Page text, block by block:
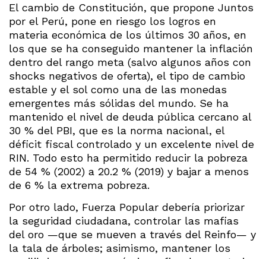
El cambio de Constitución, que propone Juntos
por el Perú, pone en riesgo los logros en
materia económica de los últimos 30 años, en
los que se ha conseguido mantener la inflación
dentro del rango meta (salvo algunos años con
shocks negativos de oferta), el tipo de cambio
estable y el sol como una de las monedas
emergentes más sólidas del mundo. Se ha
mantenido el nivel de deuda pública cercano al
30 % del PBI, que es la norma nacional, el
déficit fiscal controlado y un excelente nivel de
RIN. Todo esto ha permitido reducir la pobreza
de 54 % (2002) a 20.2 % (2019) y bajar a menos
de 6 % la extrema pobreza.
Por otro lado, Fuerza Popular debería priorizar
la seguridad ciudadana, controlar las mafias
del oro —que se mueven a través del Reinfo— y
la tala de árboles; asimismo, mantener los